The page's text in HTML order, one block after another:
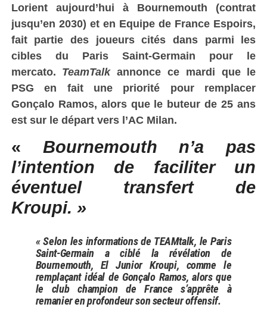
Lorient aujourd’hui à Bournemouth (contrat
jusqu’en 2030) et en Equipe de France Espoirs,
fait partie des joueurs cités dans parmi les
cibles du Paris Saint-Germain pour le
mercato. TeamTalkannonce ce mardi que le
PSG en fait une priorité pour remplacer
Gonçalo Ramos, alors que le buteur de 25 ans
est sur le départ vers l’AC Milan.
« Bournemouth n’a pas
l’intention de faciliter un
éventuel transfert de
Kroupi. »
« Selon les informations de TEAMtalk, le Paris
Saint-Germain a ciblé la révélation de
Bournemouth, El Junior Kroupi, comme le
remplaçant idéal de Gonçalo Ramos, alors que
le club champion de France s’apprête à
remanier en profondeur son secteur offensif.